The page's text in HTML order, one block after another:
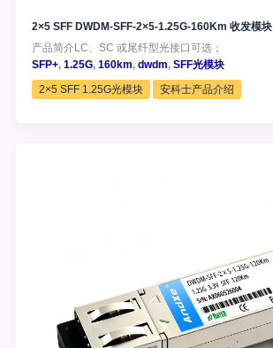
2×5 SFF DWDM-SFF-2×5-1.25G-160Km 收发模块
产品简介LC、SC 或尾纤型光接口可选；
SFP+,1.25G,160km,dwdm,SFF光模块
2×5 SFF 1.25G光模块 安科士产品介绍